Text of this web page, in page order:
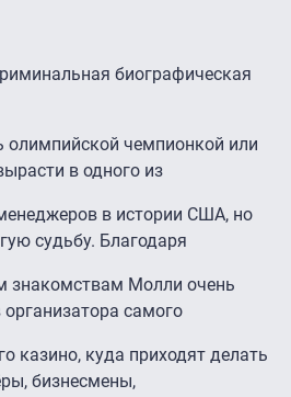
биографическая
олимпийской чемпионкой или
в одного из
в истории США, но
судьбу. Благодаря
знакомствам Молли очень
самого
казино, куда приходят делать
бизнесмены,